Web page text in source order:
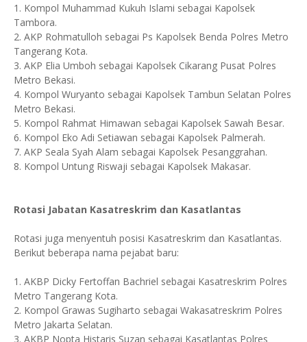
1. Kompol Muhammad Kukuh Islami sebagai Kapolsek
Tambora.
2. AKP Rohmatulloh sebagai Ps Kapolsek Benda Polres Metro
Tangerang Kota.
3. AKP Elia Umboh sebagai Kapolsek Cikarang Pusat Polres
Metro Bekasi.
4. Kompol Wuryanto sebagai Kapolsek Tambun Selatan Polres
Metro Bekasi.
5. Kompol Rahmat Himawan sebagai Kapolsek Sawah Besar.
6. Kompol Eko Adi Setiawan sebagai Kapolsek Palmerah.
7. AKP Seala Syah Alam sebagai Kapolsek Pesanggrahan.
8. Kompol Untung Riswaji sebagai Kapolsek Makasar.
Rotasi Jabatan Kasatreskrim dan Kasatlantas
Rotasi juga menyentuh posisi Kasatreskrim dan Kasatlantas.
Berikut beberapa nama pejabat baru:
1. AKBP Dicky Fertoffan Bachriel sebagai Kasatreskrim Polres
Metro Tangerang Kota.
2. Kompol Grawas Sugiharto sebagai Wakasatreskrim Polres
Metro Jakarta Selatan.
3. AKBP Nopta Histaris Suzan sebagai Kasatlantas Polres